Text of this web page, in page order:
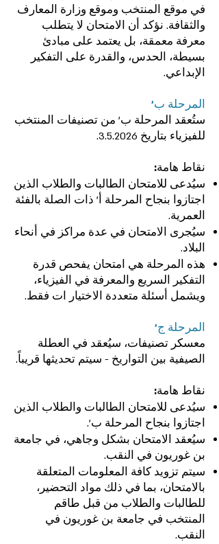
في موقع المنتخب وموقع وزارة المعارف
والثقافة. نؤكد أن الامتحان لا يتطلب
معرفة معمقة، بل يعتمد على مبادئ
بسيطة، الحدس، والقدرة على التفكير
الإبداعي.‎
المرحلة ب'‎
ستُعقد المرحلة ب' من تصنيفات المنتخب
للفيزياء بتاريخ 3.5.2026.‎
نقاط هامة:‎
سيُدعى للامتحان الطالبات والطلاب الذين
اجتازوا بنجاح المرحلة أ' ذات الصلة بالفئة
العمرية.‎
سيُجرى الامتحان في عدة مراكز في أنحاء
البلاد.‎
هذه المرحلة هي امتحان يفحص قدرة
التفكير السريع والمعرفة في الفيزياء،
ويشمل أسئلة متعددة الاختيار ات فقط.‎
المرحلة ج'‎
معسكر تصنيفات، سيُعقد في العطلة
الصيفية بين التواريخ - سيتم تحديثها قريباً.‎
نقاط هامة:‎
سيُدعى للامتحان الطالبات والطلاب الذين
اجتازوا بنجاح المرحلة ب'.‎
سيُعقد الامتحان بشكل وجاهي، في جامعة
بن غوريون في النقب.‎
سيتم تزويد كافة المعلومات المتعلقة
بالامتحان، بما في ذلك مواد التحضير،
للطالبات والطلاب من قبل طاقم
المنتخب في جامعة بن غوريون في
النقب.